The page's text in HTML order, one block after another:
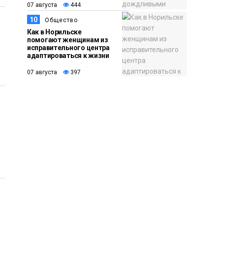
07 августа 444
10 Общество
Как в Норильске
помогают женщинам из
исправительного центра
адаптироваться к жизни
07 августа 397